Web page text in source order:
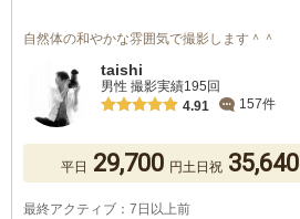
自然体の和やかな雰囲気で撮影します＾＾
taishi
男性 撮影実績195回
4.91
157件
平日 29,700 円土日祝 35,640
最終アクティブ：7日以上前